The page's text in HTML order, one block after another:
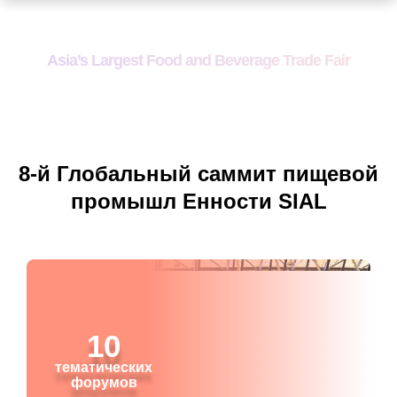
Asia’s Largest Food and Beverage Trade Fair
8-й Глобальный саммит пищевой
промышл Енности SIAL
10
тематических
форумов